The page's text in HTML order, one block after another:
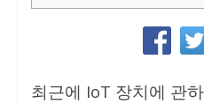
최근에 IoT 장치에 관